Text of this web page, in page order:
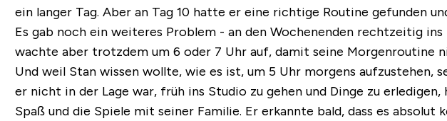
ein langer Tag. Aber an Tag 10 hatte er eine richtige Routine gefunden
Es gab noch ein weiteres Problem - an den Wochenenden rechtzeitig
wachte aber trotzdem um 6 oder 7 Uhr auf, damit seine Morgenroutine
Und weil Stan wissen wollte, wie es ist, um 5 Uhr morgens aufzustehen,
er nicht in der Lage war, früh ins Studio zu gehen und Dinge zu
Spaß und die Spiele mit seiner Familie. Er erkannte bald, dass es